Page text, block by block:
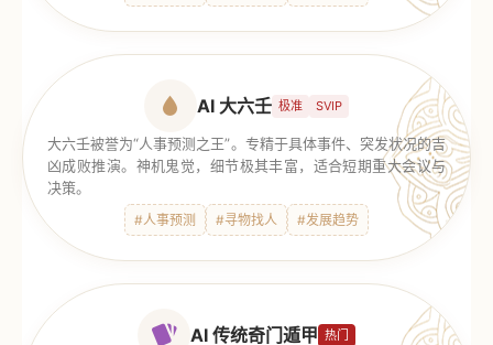
AI 大六壬 极准 SVIP
大六壬被誉为“人事预测之王”。专精于具体事件、突发状况的吉
凶成败推演。神机鬼觉，细节极其丰富，适合短期重大会议与
决策。
#人事预测 #寻物找人 #发展趋势
AI 传统奇门遁甲 热门